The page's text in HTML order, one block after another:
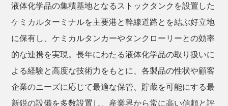
液体化学品の集積基地となるストックタンクを設置した
ケミカルターミナルを主要港と幹線道路とを結ぶ好立地
に保有し、ケミカルタンカーやタンクローリーとの効率
的な連携を実現。長年にわたる液体化学品の取り扱いに
よる経験と高度な技術力をもとに、各製品の性状や顧客
企業のニーズに応じて最適な保管、貯蔵を可能にする最
新鋭の設備を多数設置し、産業界から常に高い信頼と評